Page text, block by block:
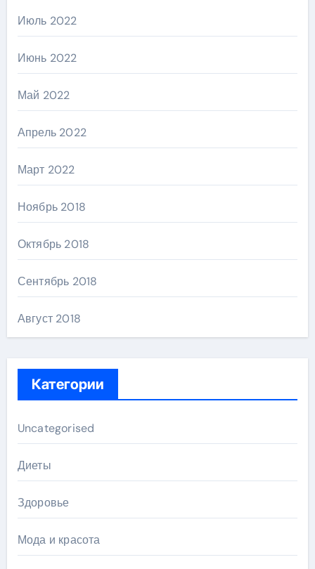
Июль 2022
Июнь 2022
Май 2022
Апрель 2022
Март 2022
Ноябрь 2018
Октябрь 2018
Сентябрь 2018
Август 2018
Категории
Uncategorised
Диеты
Здоровье
Мода и красота